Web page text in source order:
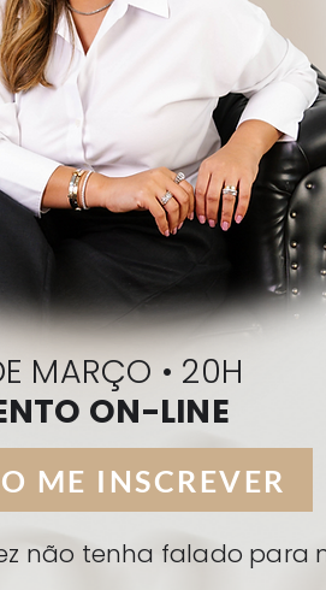
MARÇO • 20H
não tenha falado para
ON-LINE
ME INSCREVER